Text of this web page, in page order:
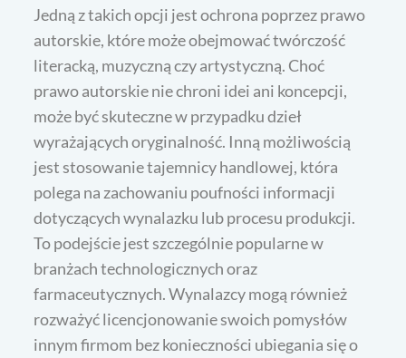
Jedną z takich opcji jest ochrona poprzez prawo
autorskie, które może obejmować twórczość
literacką, muzyczną czy artystyczną. Choć
prawo autorskie nie chroni idei ani koncepcji,
może być skuteczne w przypadku dzieł
wyrażających oryginalność. Inną możliwością
jest stosowanie tajemnicy handlowej, która
polega na zachowaniu poufności informacji
dotyczących wynalazku lub procesu produkcji.
To podejście jest szczególnie popularne w
branżach technologicznych oraz
farmaceutycznych. Wynalazcy mogą również
rozważyć licencjonowanie swoich pomysłów
innym firmom bez konieczności ubiegania się o